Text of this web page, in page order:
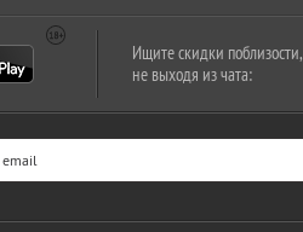
Ищите скидки поблизости,
не выходя из чата: